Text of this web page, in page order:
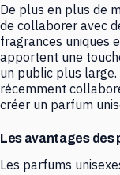
De plus en plus de
de collaborer avec
fragrances uniques
apportent une
un public plus
récemment
créer un parfum
Les avantages des
Les parfums